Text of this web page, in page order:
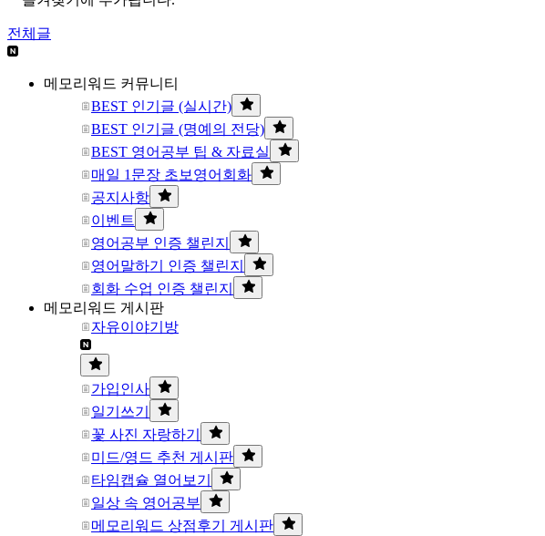
전체글
메모리워드 커뮤니티
BEST 인기글 (실시간)
BEST 인기글 (명예의 전당)
BEST 영어공부 팁 & 자료실
매일 1문장 초보영어회화
공지사항
이벤트
영어공부 인증 챌린지
영어말하기 인증 챌린지
회화 수업 인증 챌린지
메모리워드 게시판
자유이야기방
가입인사
일기쓰기
꽃 사진 자랑하기
미드/영드 추천 게시판
타임캡슐 열어보기
일상 속 영어공부
메모리워드 상점후기 게시판